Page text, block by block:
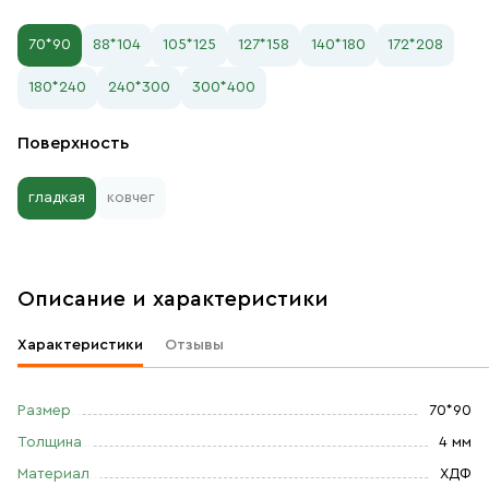
70*90 88*104 105*125 127*158 140*180 172*208
180*240 240*300 300*400
Поверхность
гладкая ковчег
Описание и характеристики
Характеристики Отзывы
Размер 70*90
Толщина 4 мм
Материал ХДФ